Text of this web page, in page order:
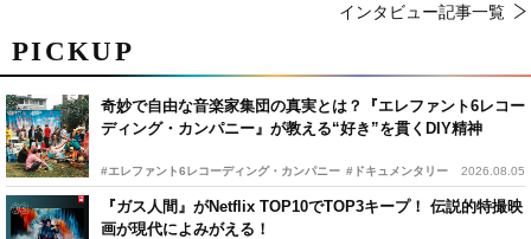
PICKUP
奇妙で自由な音楽家集団の真実とは？『エレファント6レコー
ディング・カンパニー』が教える“好き”を貫くDIY精神
#エレファント6レコーディング・カンパニー #ドキュメンタリー 2026.08.05
『ガス人間』がNetflix TOP10でTOP3キープ！ 伝説的特撮映
画が現代によみがえる！
インタビュー記事一覧